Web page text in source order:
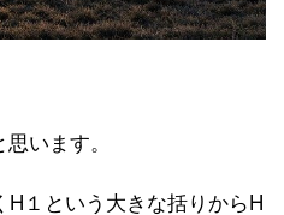
います。
１という大きな括りからH